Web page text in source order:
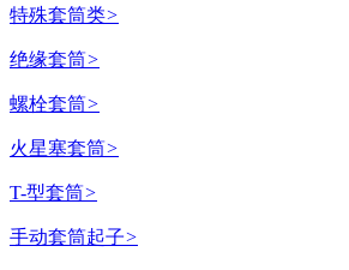
特殊套筒类>
绝缘套筒>
螺栓套筒>
火星塞套筒>
T-型套筒>
手动套筒起子>